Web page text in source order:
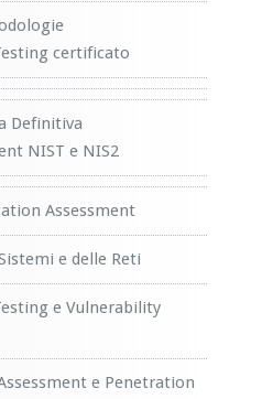
certificato
Definitiva
NIST e NIS2
Assessment
e delle Reti
e Vulnerability
e Penetration